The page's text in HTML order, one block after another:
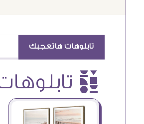
تابلوهات هاتعجبك
è تابلوهات